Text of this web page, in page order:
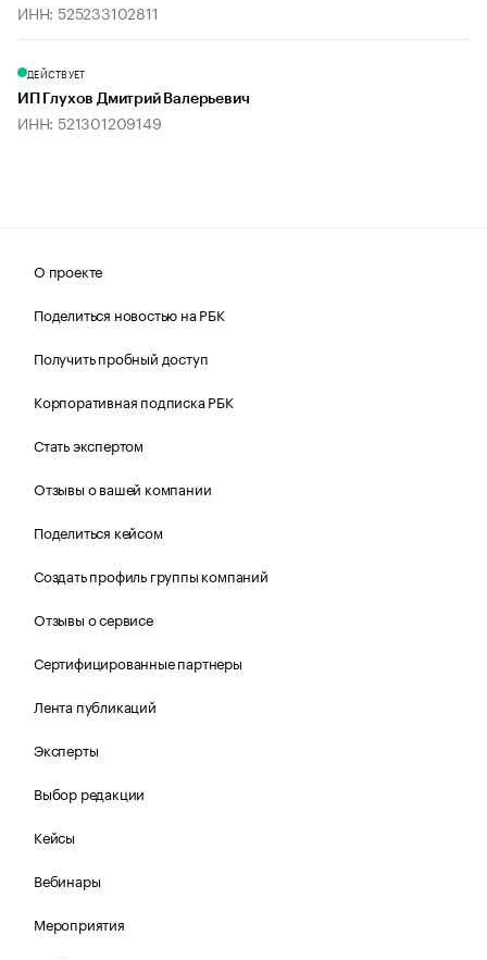
ИНН: 525233102811
ДЕЙСТВУЕТ
ИП Глухов Дмитрий Валерьевич
ИНН: 521301209149
О проекте
Поделиться новостью на РБК
Получить пробный доступ
Корпоративная подписка РБК
Стать экспертом
Отзывы о вашей компании
Поделиться кейсом
Создать профиль группы компаний
Отзывы о сервисе
Сертифицированные партнеры
Лента публикаций
Эксперты
Выбор редакции
Кейсы
Вебинары
Мероприятия